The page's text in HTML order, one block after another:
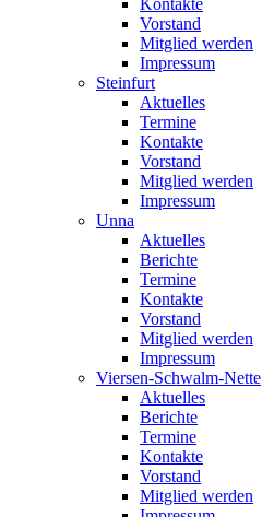
Kontakte
Vorstand
Mitglied werden
Impressum
Steinfurt
Aktuelles
Termine
Kontakte
Vorstand
Mitglied werden
Impressum
Unna
Aktuelles
Berichte
Termine
Kontakte
Vorstand
Mitglied werden
Impressum
Viersen-Schwalm-Nette
Aktuelles
Berichte
Termine
Kontakte
Vorstand
Mitglied werden